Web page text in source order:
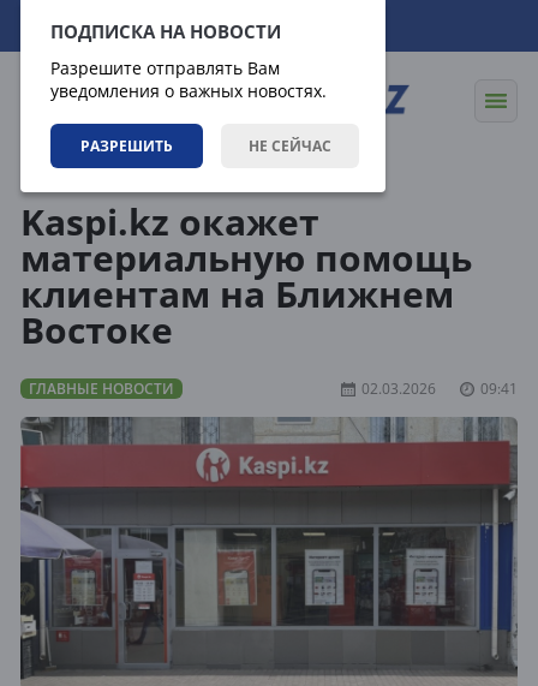
ПОДПИСКА НА НОВОСТИ
Разрешите отправлять Вам
уведомления о важных новостях.
РАЗРЕШИТЬ НЕ СЕЙЧАС
09.08.2026 19:52:29
Kaspi.kz окажет
материальную помощь
клиентам на Ближнем
Востоке
ГЛАВНЫЕ НОВОСТИ 02.03.2026 09:41